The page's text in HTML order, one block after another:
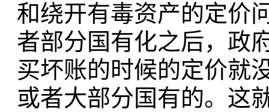
和绕开有毒资产的定价
者部分国有化之后，政
买坏账的时候的定价就
或者大部分国有的。这